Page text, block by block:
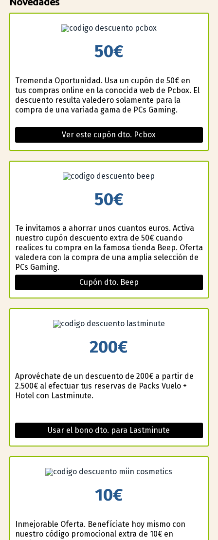
50€
Tremenda Oportunidad. Usa un cupón de 50€ en
tus compras online en la conocida web de Pcbox. El
descuento resulta valedero solamente para la
compra de una variada gama de PCs Gaming.
Ver este cupón dto. Pcbox
50€
Te invitamos a ahorrar unos cuantos euros. Activa
nuestro cupón descuento extra de 50€ cuando
realices tu compra en la famosa tienda Beep. Oferta
valedera con la compra de una amplia selección de
PCs Gaming.
Cupón dto. Beep
200€
Aprovéchate de un descuento de 200€ a partir de
2.500€ al efectuar tus reservas de Packs Vuelo +
Hotel con Lastminute.
Usar el bono dto. para Lastminute
10€
Inmejorable Oferta. Benefíciate hoy mismo con
nuestro código promocional extra de 10€ en